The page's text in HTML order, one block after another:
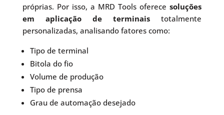
próprias. Por isso, a MRD Tools oferecesoluções
em aplicação de terminais totalmente
personalizadas, analisando fatores como:
Tipo de terminal
Bitola do fio
Volume de produção
Tipo de prensa
Grau de automação desejado